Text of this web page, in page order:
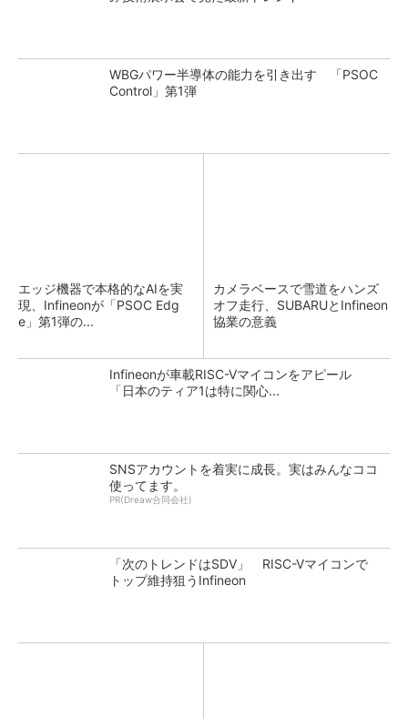
WBGパワー半導体の能力を引き出す 「PSOC
Control」第1弾
エッジ機器で本格的なAIを実
現、Infineonが「PSOC Edg
e」第1弾の...
カメラベースで雪道をハンズ
オフ走行、SUBARUとInfineon
協業の意義
Infineonが車載RISC-Vマイコンをアピール
「日本のティア1は特に関心...
SNSアカウントを着実に成長。実はみんなココ
使ってます。
PR(Dreaw合同会社)
「次のトレンドはSDV」 RISC-Vマイコンで
トップ維持狙うInfineon